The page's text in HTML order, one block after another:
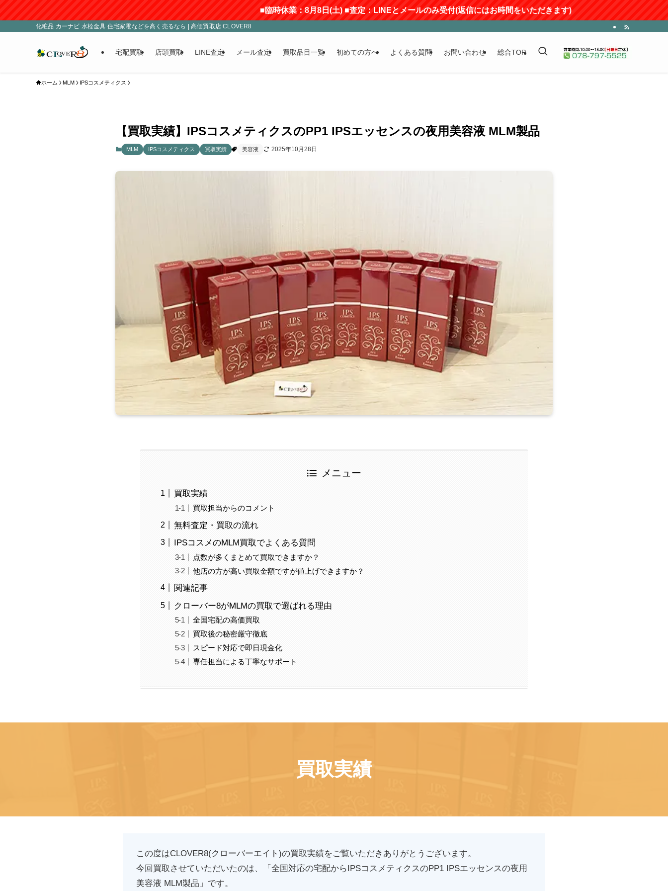
■臨時休業：8月8日(土) ■査定：LINEとメールのみ受付(返信にはお時間をいただきます)
化粧品 カーナビ 水栓金具 住宅家電などを高く売るなら | 高価買取店 CLOVER8
宅配買取 店頭買取 LINE査定 メール査定 買取品目一覧 初めての方へ よくある質問 お問い合わせ 総合TOP
ホーム MLM IPSコスメティクス
【買取実績】IPSコスメティクスのPP1 IPSエッセンスの夜用美容液 MLM製品
MLM IPSコスメティクス 買取実績 美容液 2025年10月28日
メニュー
買取実績
買取担当からのコメント
無料査定・買取の流れ
IPSコスメのMLM買取でよくある質問
点数が多くまとめて買取できますか？
他店の方が高い買取金額ですが値上げできますか？
関連記事
クローバー8がMLMの買取で選ばれる理由
全国宅配の高価買取
買取後の秘密厳守徹底
スピード対応で即日現金化
専任担当による丁寧なサポート
買取実績
この度はCLOVER8(クローバーエイト)の買取実績をご覧いただきありがとうございます。
今回買取させていただいたのは、「全国対応の宅配からIPSコスメティクスのPP1 IPSエッセンスの夜用
美容液 MLM製品」です。